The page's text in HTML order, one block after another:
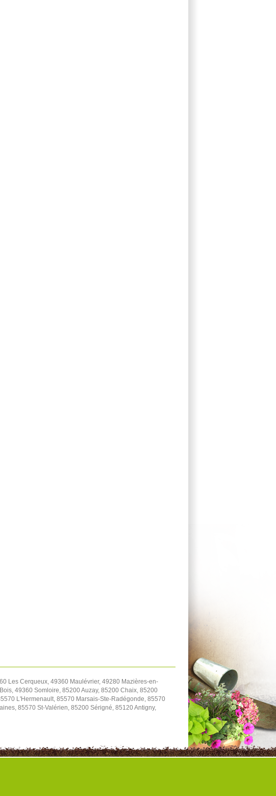
Les Cerqueux, 49360 Maulévrier, 49280 Mazières-en-
49360 Somloire, 85200 Auzay, 85200 Chaix, 85200
L'Hermenault, 85570 Marsais-Ste-Radégonde, 85570
85570 St-Valérien, 85200 Sérigné, 85120 Antigny,